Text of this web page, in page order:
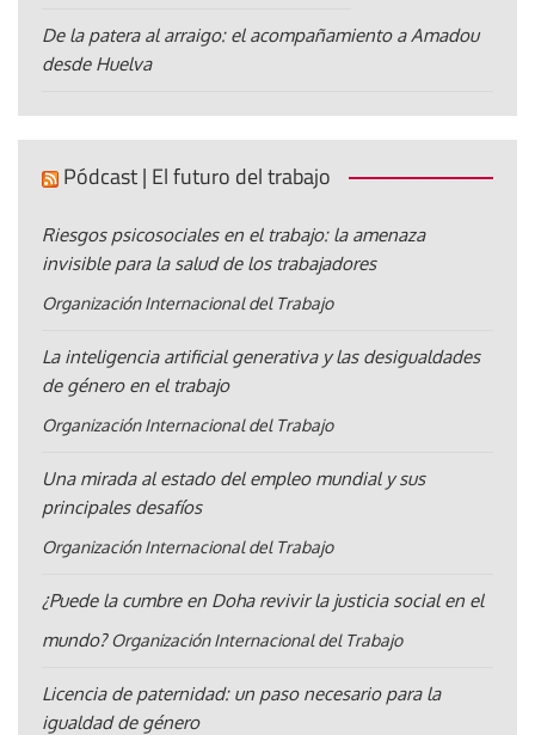
De la patera al arraigo: el acompañamiento a Amadou
desde Huelva
Pódcast | El futuro del trabajo
Riesgos psicosociales en el trabajo: la amenaza
invisible para la salud de los trabajadores
Organización Internacional del Trabajo
La inteligencia artificial generativa y las desigualdades
de género en el trabajo
Organización Internacional del Trabajo
Una mirada al estado del empleo mundial y sus
principales desafíos
Organización Internacional del Trabajo
¿Puede la cumbre en Doha revivir la justicia social en el
mundo? Organización Internacional del Trabajo
Licencia de paternidad: un paso necesario para la
igualdad de género